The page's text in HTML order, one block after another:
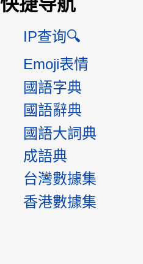
IP查询🔍
Emoji表情
國語字典
國語辭典
國語大詞典
成語典
台灣數據集
香港數據集